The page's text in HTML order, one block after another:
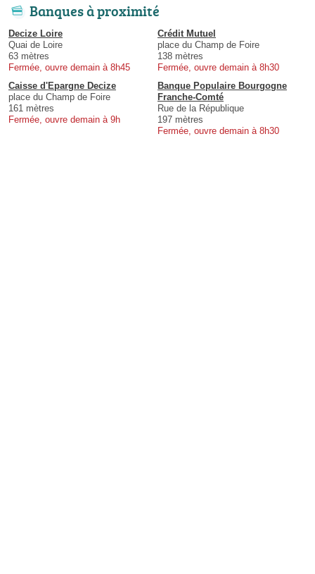
Banques à proximité
Decize Loire
Quai de Loire
63 mètres
Fermée, ouvre demain à 8h45
Crédit Mutuel
place du Champ de Foire
138 mètres
Fermée, ouvre demain à 8h30
Caisse d'Epargne Decize
place du Champ de Foire
161 mètres
Fermée, ouvre demain à 9h
Banque Populaire Bourgogne
Franche-Comté
Rue de la République
197 mètres
Fermée, ouvre demain à 8h30